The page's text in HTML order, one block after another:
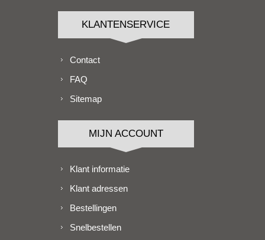
KLANTENSERVICE
Contact
FAQ
Sitemap
MIJN ACCOUNT
Klant informatie
Klant adressen
Bestellingen
Snelbestellen